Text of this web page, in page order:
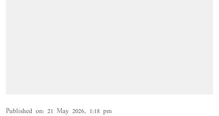
Published on: 21 May 2026, 1:18 pm